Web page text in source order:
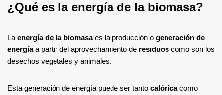
¿Qué es la energía de la biomasa?
La energía de la biomasaes la producción o generación de
energíaa partir del aprovechamiento de residuos como son los
desechos vegetales y animales.
Esta generación de energía puede ser tanto calóricacomo